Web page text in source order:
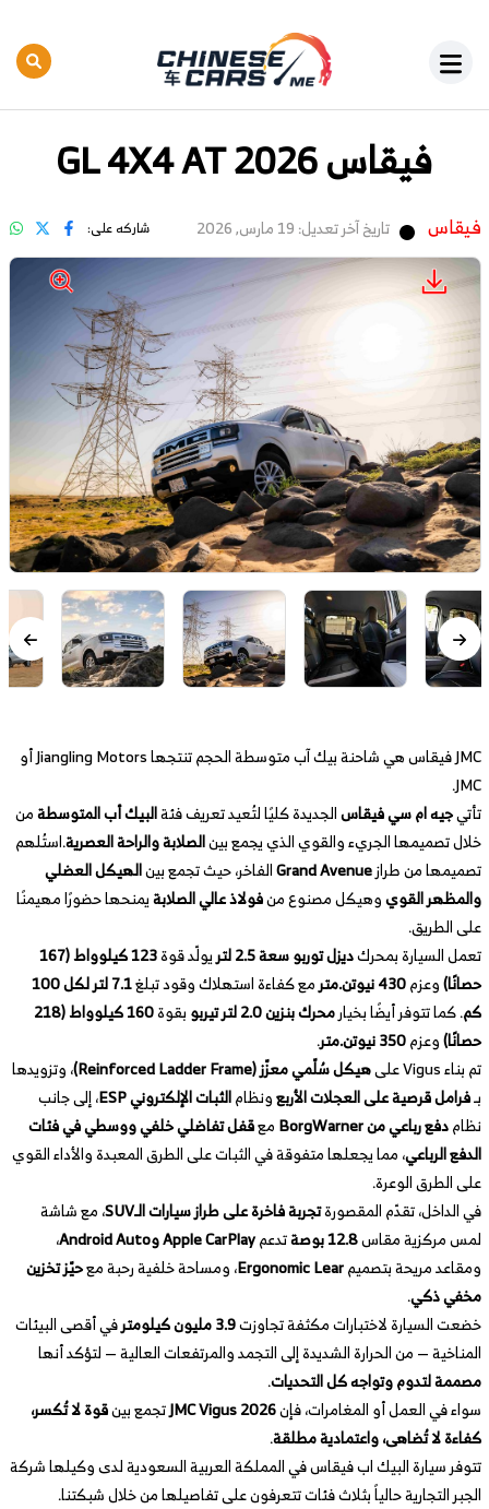
فيقاس GL 4X4 AT 2026
فيقاس تاريخ آخر تعديل: 19 مارس, 2026 شاركه على:
JMC فيقاس هي شاحنة بيك آب متوسطة الحجم تنتجها Jiangling Motors أو
JMC.
تأتيجيه ام سي فيقاسالجديدة كليًا لتُعيد تعريف فئةالبيك أب المتوسطةمن
خلال تصميمها الجريء والقوي الذي يجمع بينالصلابة والراحة العصرية.استُلهم
تصميمها من طرازGrand Avenueالفاخر، حيث تجمع بينالهيكل العضلي
والمظهر القويوهيكل مصنوع منفولاذ عالي الصلابةيمنحها حضورًا مهيمنًا
على الطريق.
تعمل السيارة بمحركديزل توربو سعة 2.5 لتر يولّد قوة
123 كيلوواط (167
حصانًا)وعزم430 نيوتن.متر مع كفاءة استهلاك وقود تبلغ
7.1 لتر لكل 100
كم. كما تتوفر أيضًا بخيارمحرك بنزين 2.0 لتر تيربو بقوة
160 كيلوواط (218
حصانًا)وعزم350 نيوتن.متر
.
تم بناء Vigus على
هيكل سُلّمي معزّز (Reinforced Ladder Frame)
، وتزويدها
بـفرامل قرصية على العجلات الأربعونظامالثبات الإلكتروني ESP
، إلى جانب
نظامدفع رباعي من BorgWarner معقفل تفاضلي خلفي ووسطي في فئات
الدفع الرباعي، مما يجعلها متفوقة في الثبات على الطرق المعبدة والأداء القوي
على الطرق الوعرة.
في الداخل، تقدّم المقصورةتجربة فاخرة على طراز سيارات الـSUV
، مع شاشة
لمس مركزية مقاس12.8 بوصة تدعمApple CarPlay وAndroid Auto
،
ومقاعد مريحة بتصميمErgonomic Lear، ومساحة خلفية رحبة معحيّز تخزين
مخفي ذكي.
خضعت السيارة لاختبارات مكثفة تجاوزت3.9 مليون كيلومتر
في أقصى البيئات
المناخية — من الحرارة الشديدة إلى التجمد والمرتفعات العالية — لتؤكد أنها
مصممة لتدوم وتواجه كل التحديات.
سواء في العمل أو المغامرات، فإنJMC Vigus 2026تجمع بينقوة لا تُكسر،
كفاءة لا تُضاهى، واعتمادية مطلقة.
تتوفر سيارة البيك اب فيقاس في المملكة العربية السعودية لدى وكيلها شركة
الجبر التجارية حالياً بثلاث فئات تتعرفون على تفاصيلها من خلال شبكتنا.